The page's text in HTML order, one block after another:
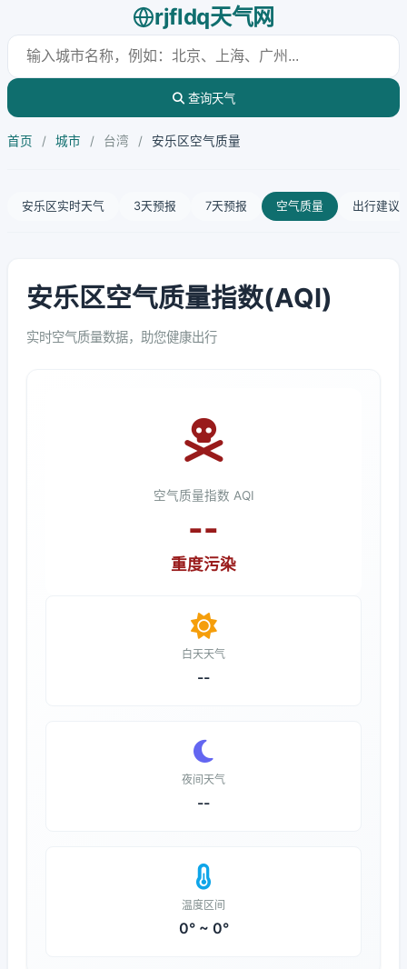
rjfldq天气网
查询天气
首页 / 城市 / 台湾 / 安乐区空气质量
安乐区实时天气 3天预报 7天预报 空气质量 出行建议
安乐区空气质量指数(AQI)
实时空气质量数据，助您健康出行
空气质量指数 AQI
--
重度污染
白天天气
--
夜间天气
--
温度区间
0° ~ 0°